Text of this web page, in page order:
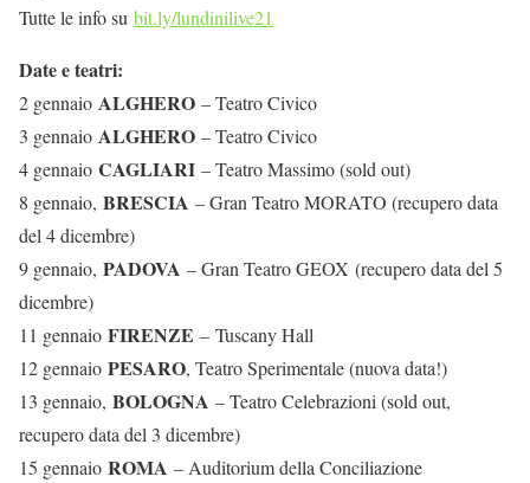
Tutte le info su bit.ly/lundinilive21
Date e teatri:
2 gennaio ALGHERO – Teatro Civico
3 gennaio ALGHERO – Teatro Civico
4 gennaio CAGLIARI – Teatro Massimo (sold out)
8 gennaio, BRESCIA – Gran Teatro MORATO (recupero data
del 4 dicembre)
9 gennaio, PADOVA – Gran Teatro GEOX (recupero data del 5
dicembre)
11 gennaio FIRENZE – Tuscany Hall
12 gennaio PESARO, Teatro Sperimentale (nuova data!)
13 gennaio, BOLOGNA – Teatro Celebrazioni (sold out,
recupero data del 3 dicembre)
15 gennaio ROMA – Auditorium della Conciliazione